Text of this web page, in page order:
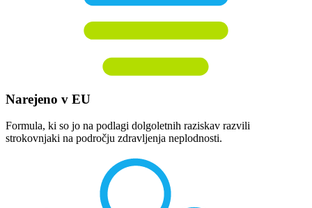
Narejeno v EU
Formula, ki so jo na podlagi dolgoletnih raziskav razvili
strokovnjaki na področju zdravljenja neplodnosti.